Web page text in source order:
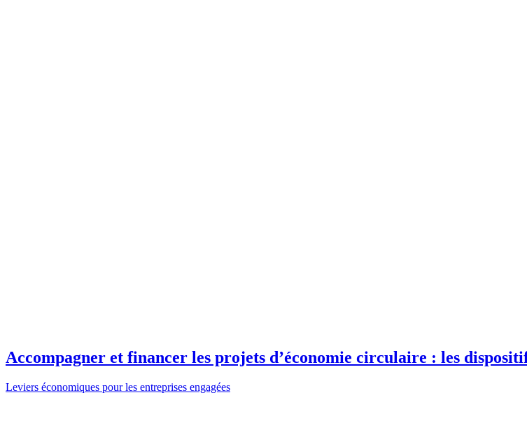
Accompagner et financer les projets d’économie circulaire : les
Leviers économiques pour les entreprises engagées